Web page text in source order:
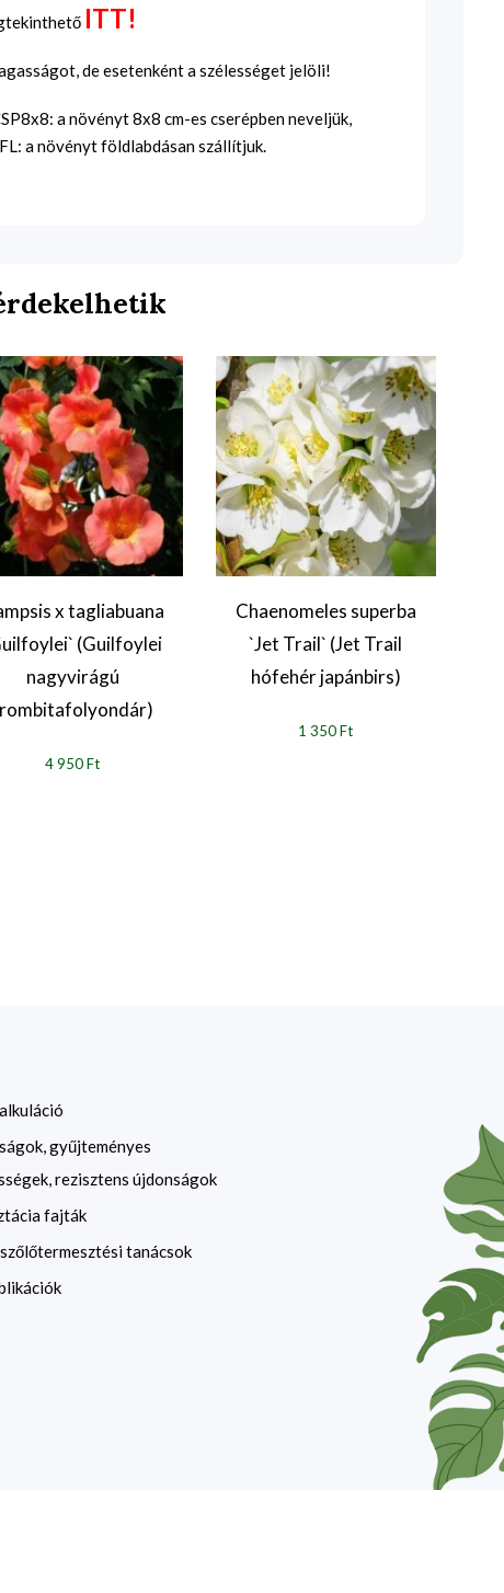
ITT!
de esetenként a szélességet jelöli!
a növényt 8x8 cm-es cserépben neveljük,
a növényt földlabdásan szállítjuk.
x tagliabuana
(Guilfoylei
nagyvirágú
4 950 Ft
Chaenomeles superba
`Jet Trail` (Jet Trail
hófehér japánbirs)
1 350 Ft
gyűjteményes
rezisztens újdonságok
fajták
tanácsok